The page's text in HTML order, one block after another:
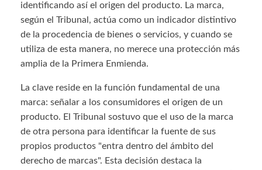
identificando así el origen del producto. La marca,
según el Tribunal, actúa como un indicador distintivo
de la procedencia de bienes o servicios, y cuando se
utiliza de esta manera, no merece una protección más
amplia de la Primera Enmienda.
La clave reside en la función fundamental de una
marca: señalar a los consumidores el origen de un
producto. El Tribunal sostuvo que el uso de la marca
de otra persona para identificar la fuente de sus
propios productos "entra dentro del ámbito del
derecho de marcas". Esta decisión destaca la